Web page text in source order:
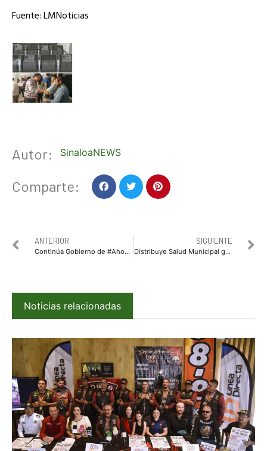
Fuente: LMNoticias
Autor: SinaloaNEWS
Comparte:
ANTERIOR
Continúa Gobierno de #Ahome con acciones preventivas ante COVID19
SIGUIENTE
Distribuye Salud Municipal gel anti bacterial y folletos informativos para prevenir propagación de COVID-19
Noticias relacionadas